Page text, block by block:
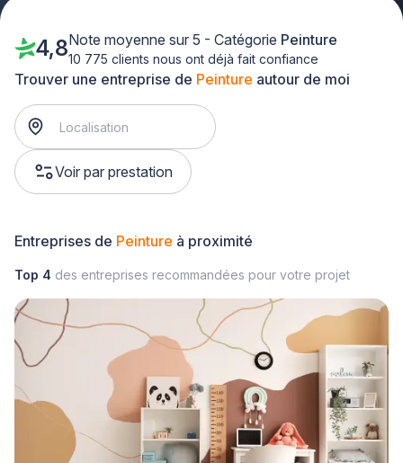
Trouver une entreprise de Peinture autour de moi
Voir par prestation
4,8Note moyenne sur 5 - Catégorie Peinture
10 775 clients nous ont déjà fait confiance
Entreprises de Peinture à proximité
Top 4 des entreprises recommandées pour votre projet